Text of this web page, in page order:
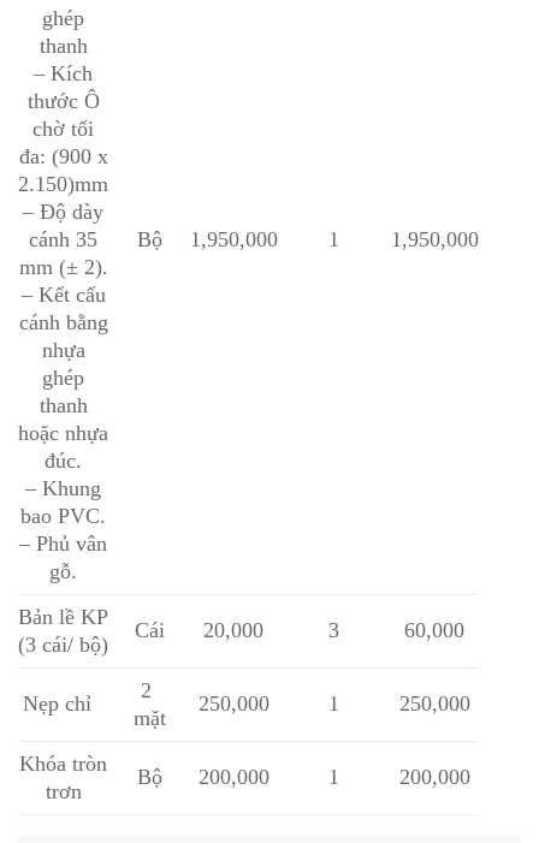
ghép
thanh
– Kích
thước Ô
chờ tối
đa: (900 x
2.150)mm
– Độ dày
cánh 35
mm (± 2).
– Kết cấu
cánh bằng
nhựa
ghép
thanh
hoặc nhựa
đúc.
– Khung
bao PVC.
– Phủ vân
gỗ.
Bộ 1,950,000 1 1,950,000
Bản lề KP
(3 cái/ bộ)
Cái 20,000 3 60,000
Nẹp chỉ
2
mặt
250,000 1 250,000
Khóa tròn
trơn
Bộ 200,000 1 200,000